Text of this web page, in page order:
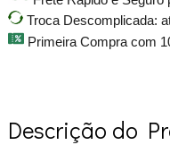
Troca Descomplicada:
Primeira Compra com
Descrição do